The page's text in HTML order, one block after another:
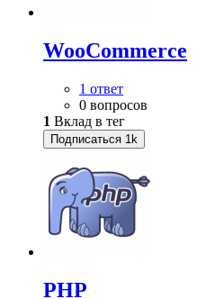
WooСommerce
1 ответ
0 вопросов
1 Вклад в тег
Подписаться 1k
PHP